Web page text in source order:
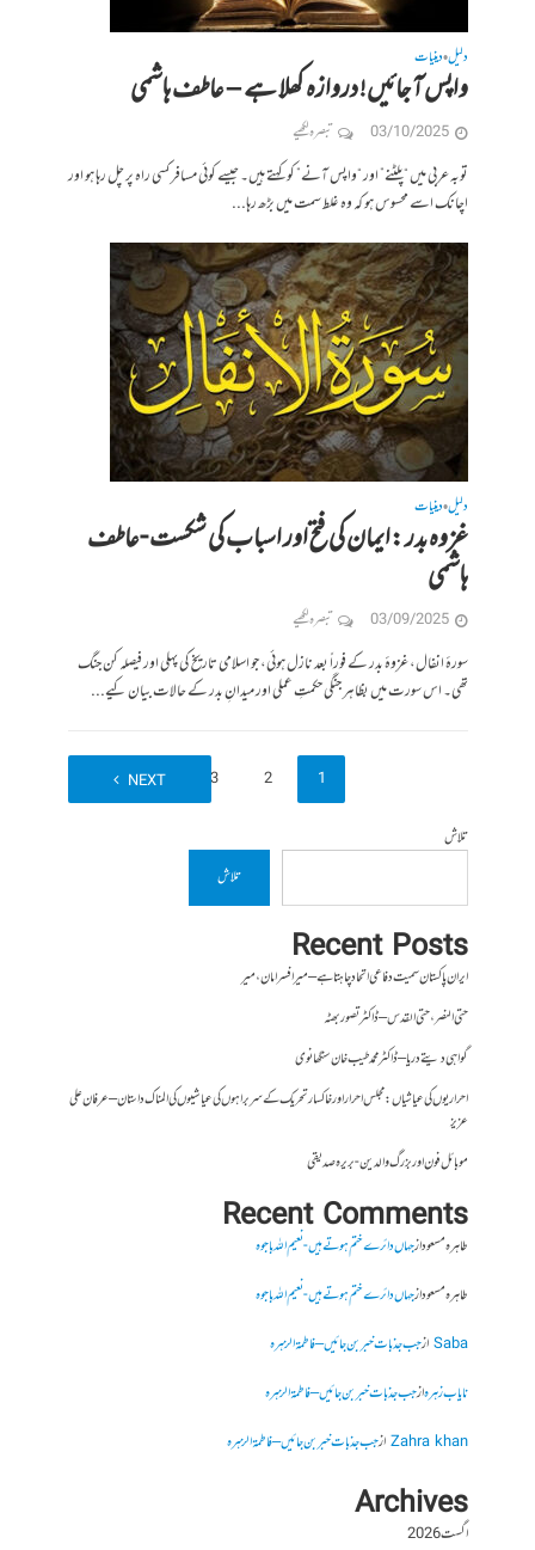
دلیل•دینیات
واپس آ جائیں! دروازہ کھلا ہے – عاطف ہاشمی
03/10/2025 تبصرہ لکھیے
توبہ عربی میں “پلٹنے” اور “واپس آنے” کو کہتے ہیں۔ جیسے کوئی مسافر کسی راہ پر چل رہا ہو اور
اچانک اسے محسوس ہو کہ وہ غلط سمت میں بڑھ رہا...
دلیل•دینیات
غزوہ بدر :ایمان کی فتح اور اسباب کی شکست -عاطف
ہاشمی
03/09/2025 تبصرہ لکھیے
سورۂ انفال، غزوۂ بدر کے فوراً بعد نازل ہوئی، جو اسلامی تاریخ کی پہلی اور فیصلہ کن جنگ
تھی۔ اس سورت میں بظاہر جنگی حکمتِ عملی اور میدانِ بدر کے حالات بیان کیے...
1
2
3
NEXT
تلاش
تلاش
Recent Posts
ایران پاکستان سمیت دفاعی اتحاد چاہتا ہے – میر افسر امان،میر
حتی النصر ، حتی القدس – ڈاکٹر تصور بھٹہ
گواہی دیتے دریا – ڈاکٹر محمد طیب خان سنگھانوی
احراریوں کی عیاشیاں : مجلس احرار اور خاکسار تحریک کے سربراہوں کی عیاشیوں کی المناک داستان – عرفان علی
عزیز
موبائل فون اور بزرگ والدین- بریرہ صدیقی
Recent Comments
طاہرہ مسعودازجہاں دائرے ختم ہوتے ہیں- نعیم اللہ باجوہ
طاہرہ مسعودازجہاں دائرے ختم ہوتے ہیں- نعیم اللہ باجوہ
Sabaازجب جذبات خبر بن جائیں – فاطمۃالزہرہ
نایاب زہرہازجب جذبات خبر بن جائیں – فاطمۃالزہرہ
Zahra khanازجب جذبات خبر بن جائیں – فاطمۃالزہرہ
Archives
اگست 2026